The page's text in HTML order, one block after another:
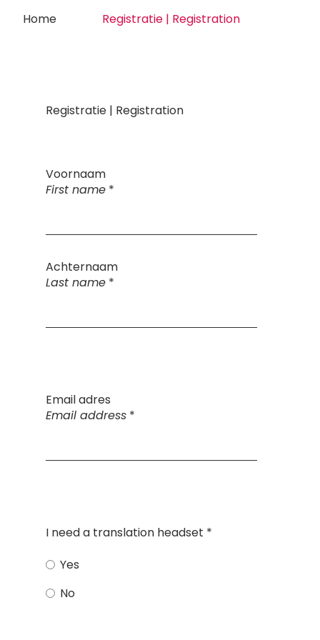
Registratie | Registration
Home Registratie | Registration
Registratie | Registration
Voornaam
First name *
Achternaam
Last name *
Email adres
Email address *
I need a translation headset *
Yes
No